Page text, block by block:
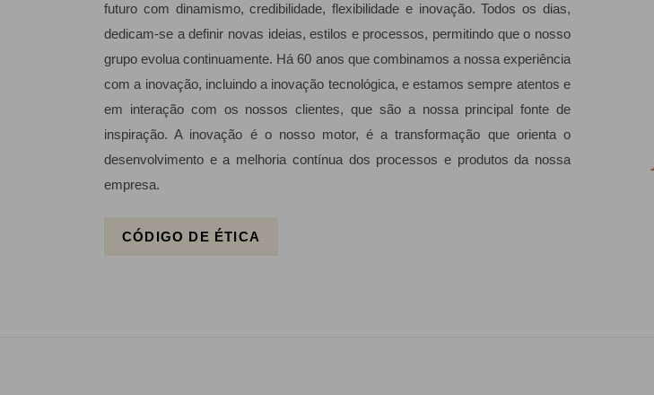
futuro com dinamismo, credibilidade, flexibilidade e inovação. Todos os dias,
dedicam-se a definir novas ideias, estilos e processos, permitindo que o nosso
grupo evolua continuamente. Há 60 anos que combinamos a nossa experiência
com a inovação, incluindo a inovação tecnológica, e estamos sempre atentos e
em interação com os nossos clientes, que são a nossa principal fonte de
inspiração. A inovação é o nosso motor, é a transformação que orienta o
desenvolvimento e a melhoria contínua dos processos e produtos da nossa
empresa.
CÓDIGO DE ÉTICA